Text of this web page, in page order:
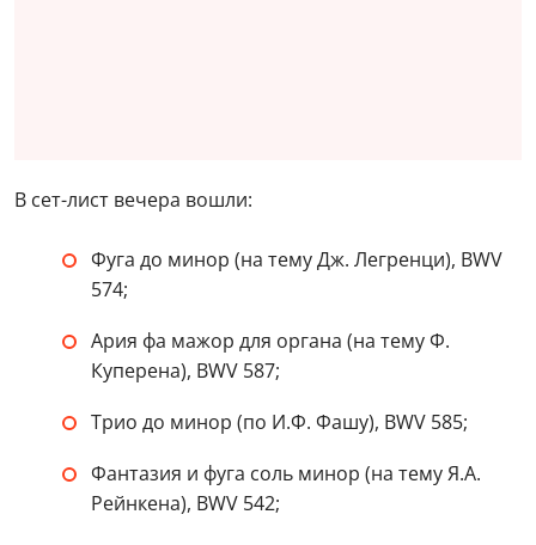
В сет-лист вечера вошли:
Фуга до минор (на тему Дж. Легренци), BWV
574;
Ария фа мажор для органа (на тему Ф.
Куперена), BWV 587;
Трио до минор (по И.Ф. Фашу), BWV 585;
Фантазия и фуга соль минор (на тему Я.А.
Рейнкена), BWV 542;